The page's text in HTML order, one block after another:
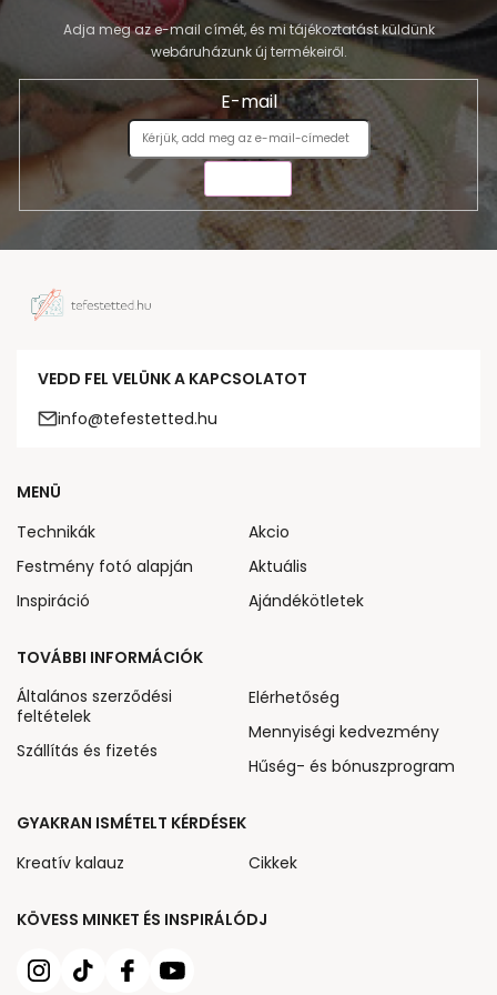
Adja meg az e-mail címét, és mi tájékoztatást küldünk
webáruházunk új termékeiről.
E-mail
VEDD FEL VELÜNK A KAPCSOLATOT
info@tefestetted.hu
KÖVESS MINKET ÉS INSPIRÁLÓDJ
MENÜ
Technikák
Festmény fotó alapján
Inspiráció
Akcio
Aktuális
Ajándékötletek
TOVÁBBI INFORMÁCIÓK
Általános szerződési
feltételek
Szállítás és fizetés
Elérhetőség
Mennyiségi kedvezmény
Hűség- és bónuszprogram
GYAKRAN ISMÉTELT KÉRDÉSEK
Kreatív kalauz
Cikkek